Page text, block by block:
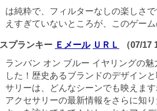
は純粋で、フィルターなしの楽しさ
えすぎていないところが、このゲー
スプランキー Ｅメール ＵＲＬ
（07/17
ランバン オン ブルー イヤリングの
した！歴史あるブランドのデザイン
サリーは、どんなシーンでも映えま
アクセサリーの最新情報をさらに知